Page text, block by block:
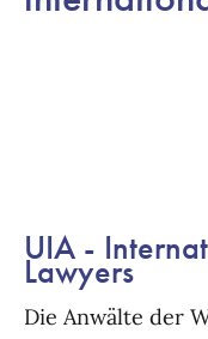
UIA -
Lawyers
Die Anwälte der